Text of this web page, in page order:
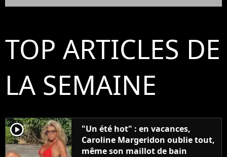
TOP ARTICLES DE
LA SEMAINE
player2
"Un été hot" : en vacances,
Caroline Margeridon oublie tout,
même son maillot de bain